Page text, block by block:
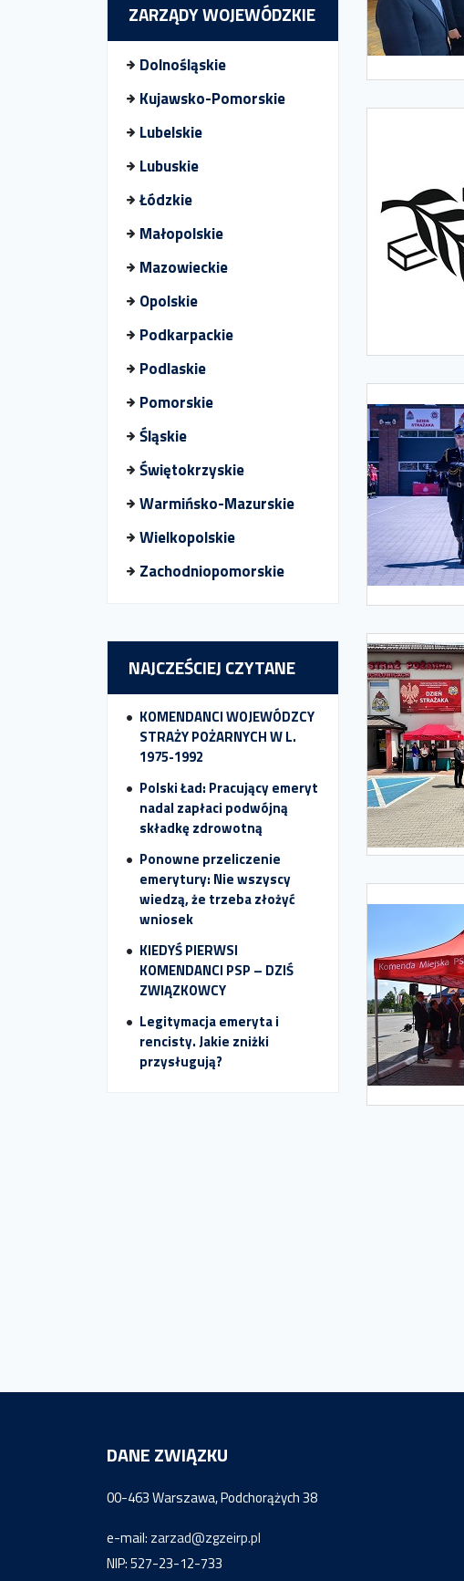
ZARZĄDY WOJEWÓDZKIE
Dolnośląskie
Kujawsko-Pomorskie
Lubelskie
Lubuskie
Łódzkie
Małopolskie
Mazowieckie
Opolskie
Podkarpackie
Podlaskie
Pomorskie
Śląskie
Świętokrzyskie
Warmińsko-Mazurskie
Wielkopolskie
Zachodniopomorskie
NAJCZEŚCIEJ CZYTANE
KOMENDANCI WOJEWÓDZCY
STRAŻY POŻARNYCH W L.
1975-1992
Polski Ład: Pracujący emeryt
nadal zapłaci podwójną
składkę zdrowotną
Ponowne przeliczenie
emerytury: Nie wszyscy
wiedzą, że trzeba złożyć
wniosek
KIEDYŚ PIERWSI
KOMENDANCI PSP – DZIŚ
ZWIĄZKOWCY
Legitymacja emeryta i
rencisty. Jakie zniżki
przysługują?
DANE ZWIĄZKU
00-463 Warszawa, Podchorążych 38
e-mail: zarzad@zgzeirp.pl
NIP: 527-23-12-733